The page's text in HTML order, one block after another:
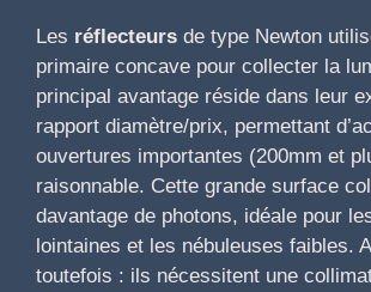
Les réflecteurs de type Newton
primaire concave pour collecter la
principal avantage réside dans leur
rapport diamètre/prix, permettant
ouvertures importantes (200mm et
raisonnable. Cette grande surface
davantage de photons, idéale pour
lointaines et les nébuleuses faibles.
toutefois : ils nécessitent une